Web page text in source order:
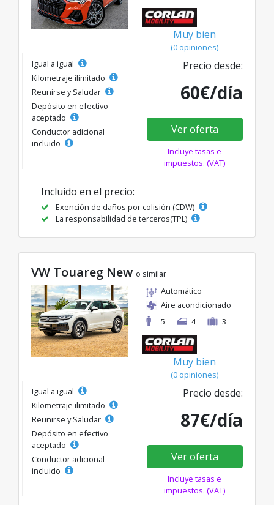
Muy bien
(0 opiniones)
Igual a igual
Kilometraje ilimitado
Reunirse y Saludar
Depósito en efectivo
aceptado
Conductor adicional
incluido
Precio desde:
60€/día
Ver oferta
Incluye tasas e
impuestos. (VAT)
Incluido en el precio:
Exención de daños por colisión (CDW)
La responsabilidad de terceros(TPL)
VW Touareg New o similar
Automático
Aire acondicionado
5
4 3
Muy bien
(0 opiniones)
Igual a igual
Kilometraje ilimitado
Reunirse y Saludar
Depósito en efectivo
aceptado
Conductor adicional
incluido
Precio desde:
87€/día
Ver oferta
Incluye tasas e
impuestos. (VAT)